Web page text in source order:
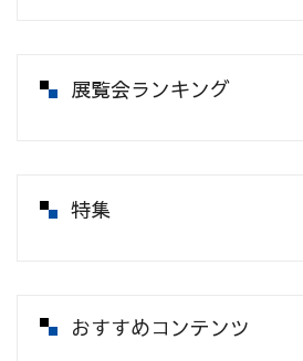
展覧会ランキング
特集
おすすめコンテンツ